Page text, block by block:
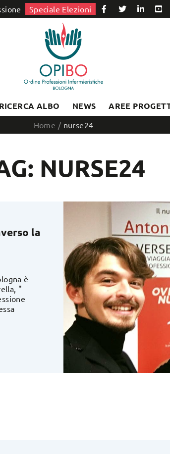
Speciale Elezioni
RICERCA ALBO NEWS AREE
Home / nurse24
NURSE24
la
è
"